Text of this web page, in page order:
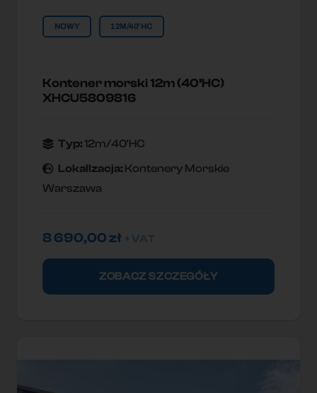
NOWY 12M/40'HC
Kontener morski 12m (40’HC)
XHCU5809816
Typ:12m/40'HC
Lokallzacja: Kontenery Morskie
Warszawa
8 690,00zł
ZOBACZ SZCZEGÓŁY